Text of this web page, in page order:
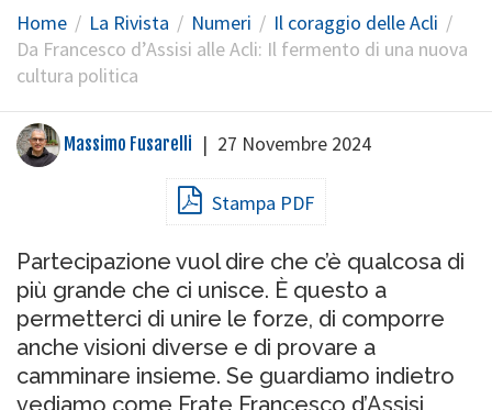
Home La Rivista Numeri
Il coraggio delle Acli
Da Francesco d’Assisi alle Acli: Il fermento di una nuova
cultura politica
Massimo Fusarelli | 27 Novembre 2024
Stampa PDF
Partecipazione vuol dire che c’è qualcosa di
più grande che ci unisce. È questo a
permetterci di unire le forze, di comporre
anche visioni diverse e di provare a
camminare insieme. Se guardiamo indietro
vediamo come Frate Francesco d’Assisi